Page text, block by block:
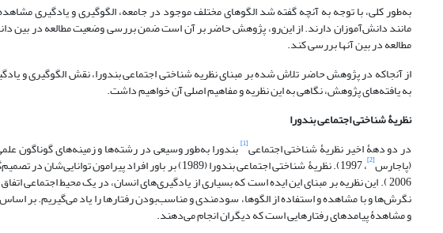
به‌طور کلی، با توجه به آنچه گفته شد الگوهای مختلف موجود در جامعه، الگوگیری و یادگیری
مانند دانش‌آموزان دارند. از این‌رو، پژوهش حاضر بر آن است ضمن بررسی وضعیت مطالعه در بین
مطالعه در بین آنها بررسی کند.
از آنجاکه در پژوهش حاضر تلاش شده بر مبنای نظریه شناختی اجتماعی بندورا، نقش الگوگیری و
به یافته‌های پژوهش، نگاهی به این نظریه و مفاهیم اصلی آن خواهیم داشت.
نظریۀشناختیاجتماعی بندورا
در دو دهۀ اخیر نظریۀ شناختی اجتماعی[1] بندورا به‌طور وسیعی در رشته‌ها و زمینه‌های گوناگون
(پاجارس[2] ، 1997). نظریۀ شناختی اجتماعی بندورا (1989) بر باور افراد پیرامون توانایی‌شان در تصمیم‌گیری و انجام فعالیت بر اساس پیامدها و نتایج احتمالی آن اشاره دارد (بی‌اسچک
2006 ). این نظریه بر مبنای این ایده است که بسیاری از یادگیری‌های انسان، در یک محیط اجتماعی
نگرش‌ها و با مشاهده و استفاده از الگوها، سودمندی و مناسب‌بودن رفتارها را یاد می‌گیریم. بر
و مشاهدۀ پیامدهای رفتارهایی است که دیگران انجام می‌دهند.